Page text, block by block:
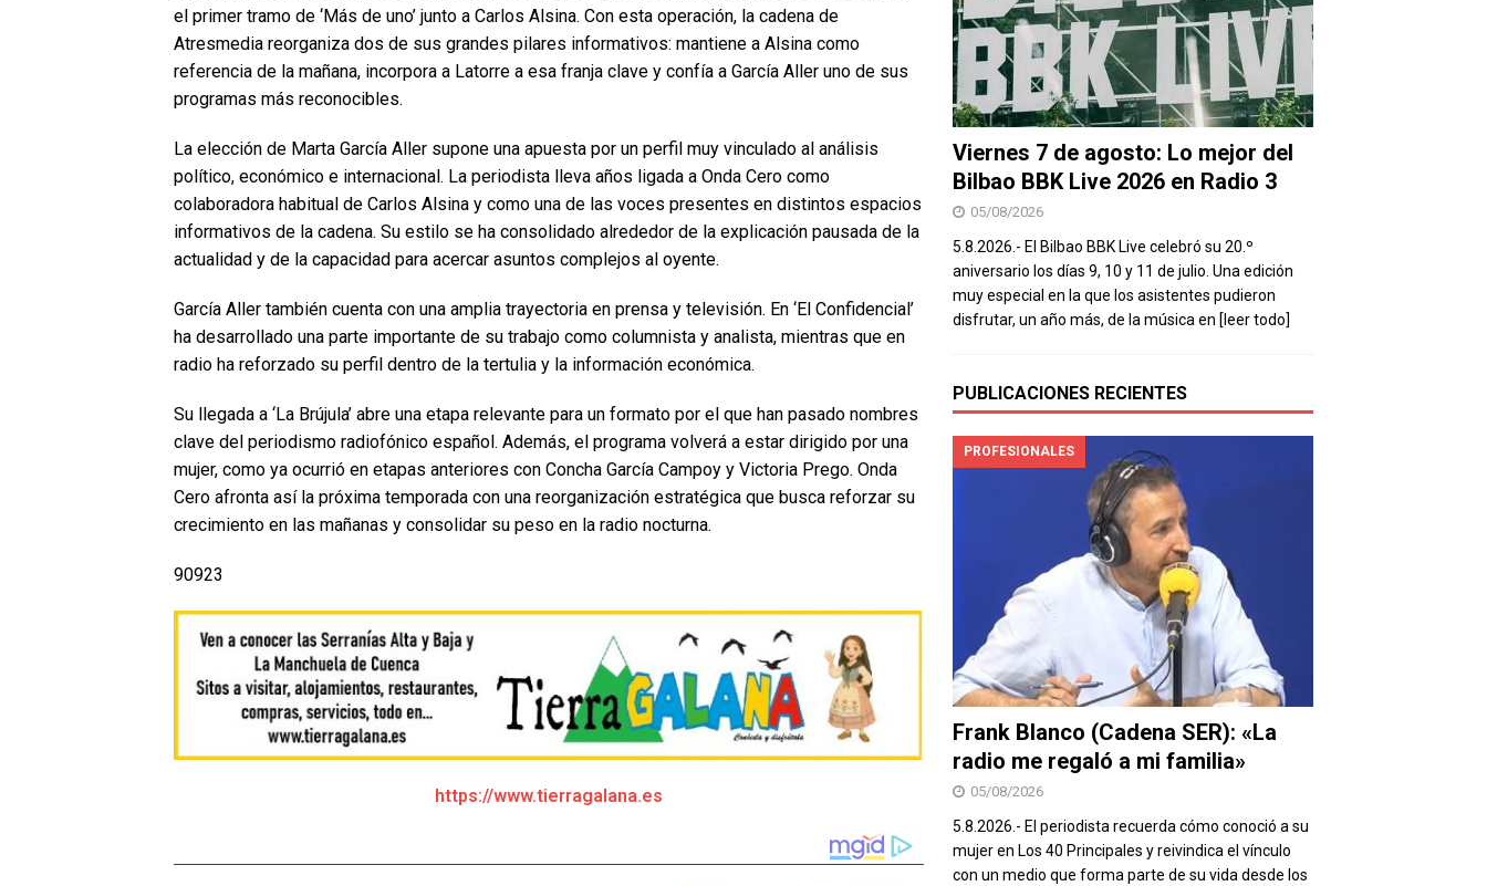
el primer tramo de ‘Más de uno’ junto a Carlos Alsina. Con esta operación, la cadena de
Atresmedia reorganiza dos de sus grandes pilares informativos: mantiene a Alsina como
referencia de la mañana, incorpora a Latorre a esa franja clave y confía a García Aller uno de sus
programas más reconocibles.
La elección de Marta García Aller supone una apuesta por un perfil muy vinculado al análisis
político, económico e internacional. La periodista lleva años ligada a Onda Cero como
colaboradora habitual de Carlos Alsina y como una de las voces presentes en distintos espacios
informativos de la cadena. Su estilo se ha consolidado alrededor de la explicación pausada de la
actualidad y de la capacidad para acercar asuntos complejos al oyente.
García Aller también cuenta con una amplia trayectoria en prensa y televisión. En ‘El Confidencial’
ha desarrollado una parte importante de su trabajo como columnista y analista, mientras que en
radio ha reforzado su perfil dentro de la tertulia y la información económica.
Su llegada a ‘La Brújula’ abre una etapa relevante para un formato por el que han pasado nombres
clave del periodismo radiofónico español. Además, el programa volverá a estar dirigido por una
mujer, como ya ocurrió en etapas anteriores con Concha García Campoy y Victoria Prego. Onda
Cero afronta así la próxima temporada con una reorganización estratégica que busca reforzar su
crecimiento en las mañanas y consolidar su peso en la radio nocturna.
90923
https://www.tierragalana.es
Viernes 7 de agosto: Lo mejor del
Bilbao BBK Live 2026 en Radio 3
05/08/2026
5.8.2026.- El Bilbao BBK Live celebró su 20.º
aniversario los días 9, 10 y 11 de julio. Una edición
muy especial en la que los asistentes pudieron
disfrutar, un año más, de la música en [leer todo]
PUBLICACIONES RECIENTES
PROFESIONALES
Frank Blanco (Cadena SER): «La
radio me regaló a mi familia»
05/08/2026
5.8.2026.- El periodista recuerda cómo conoció a su
mujer en Los 40 Principales y reivindica el vínculo
con un medio que forma parte de su vida desde los